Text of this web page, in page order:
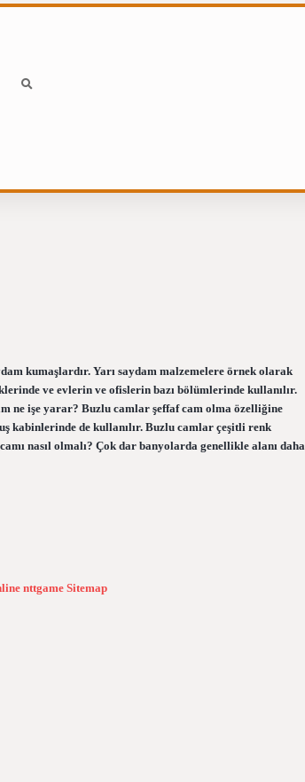
kumaşlardır. Yarı saydam malzemelere örnek olarak
ve evlerin ve ofislerin bazı bölümlerinde kullanılır.
ne işe yarar? Buzlu camlar şeffaf cam olma özelliğine
kabinlerinde de kullanılır. Buzlu camlar çeşitli renk
nasıl olmalı? Çok dar banyolarda genellikle alanı daha
nttgame Sitemap